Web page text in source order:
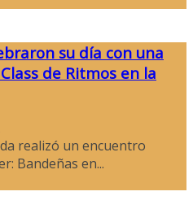
su día con una
de Ritmos en la
realizó un encuentro
Bandeñas en...